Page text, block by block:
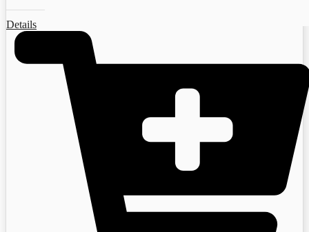
Details